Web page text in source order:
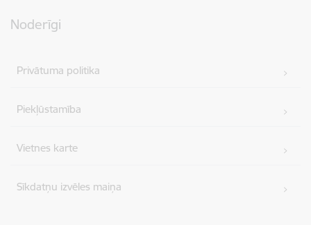
Noderīgi
Privātuma politika
Piekļūstamība
Vietnes karte
Sīkdatņu izvēles maiņa